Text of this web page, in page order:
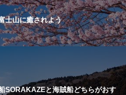
士山に癒されよう
SORAKAZEと海賊船どちらがおす